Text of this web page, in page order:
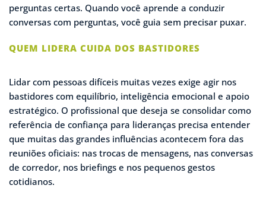
perguntas certas. Quando você aprende a conduzir
conversas com perguntas, você guia sem precisar puxar.
QUEM LIDERA CUIDA DOS BASTIDORES
Lidar com pessoas difíceis muitas vezes exige agir nos
bastidores com equilíbrio, inteligência emocional e apoio
estratégico. O profissional que deseja se consolidar como
referência de confiança para lideranças precisa entender
que muitas das grandes influências acontecem fora das
reuniões oficiais: nas trocas de mensagens, nas conversas
de corredor, nos briefings e nos pequenos gestos
cotidianos.